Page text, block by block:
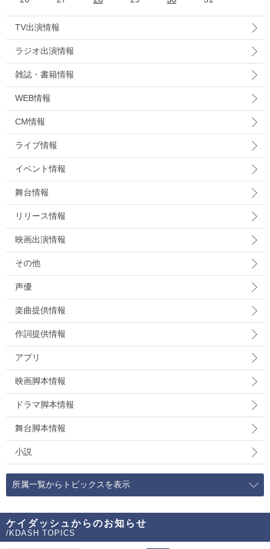
TV出演情報
ラジオ出演情報
雑誌・書籍情報
WEB情報
CM情報
ライブ情報
イベント情報
舞台情報
リリース情報
映画出演情報
その他
声優
楽曲提供情報
作詞提供情報
アプリ
映画脚本情報
ドラマ脚本情報
舞台脚本情報
小説
所属一覧からトピックスを表示
ケイダッシュからのお知らせ
/KDASH TOPICS